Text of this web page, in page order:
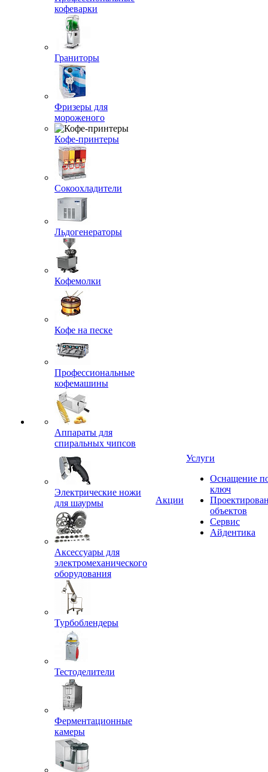
кофеварки
Граниторы
Фризеры для
мороженого
Кофе-принтеры
Сокоохладители
Льдогенераторы
Кофемолки
Кофе на песке
Профессиональные
кофемашины
Аппараты для
спиральных чипсов
Электрические ножи
для шаурмы
Аксессуары для
электромеханического
оборудования
Турбоблендеры
Тестоделители
Ферментационные
камеры
Акции
Услуги
Оснащение
ключ
объектов
Сервис
Айдентика